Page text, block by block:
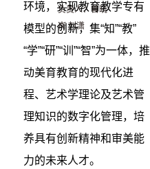
负责人：曾晓
嵛 刘潇
环境，实现教育教学专有
模型的创新，集“知”“教”
“学”“研”“训”“智”为一体，推
动美育教育的现代化进
程、艺术学理论及艺术管
理知识的数字化管理，培
养具有创新精神和审美能
力的未来人才。